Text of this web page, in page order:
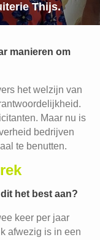
Thijs.
manieren om
het welzijn van
Maar nu is
bedrijven
te benutten.
het best aan?
keer per jaar
afwezig is in een